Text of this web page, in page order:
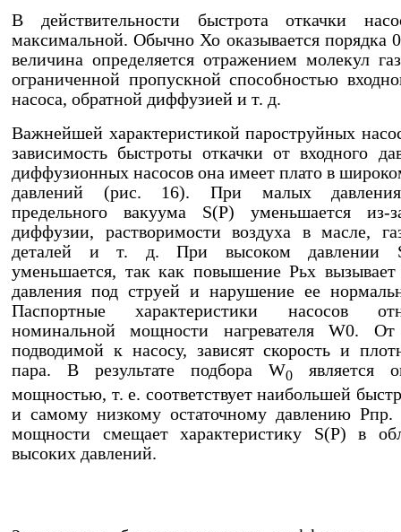
В действительности быстрота откачки
максимальной. Обычно Хо оказывается порядка
величина определяется отражением молекул
ограниченной пропускной способностью
насоса, обратной диффузией и т. д.
Важнейшей характеристикой пароструйных
зависимость быстроты откачки от входного
диффузионных насосов она имеет плато в
давлений (рис. 16). При малых
предельного вакуума S(P) уменьшается из-
диффузии, растворимости воздуха в масле,
деталей и т. д. При высоком давлении
уменьшается, так как повышение Рьх вызывает
давления под струей и нарушение ее
Паспортные характеристики насосов
номинальной мощности нагревателя W0.
подводимой к насосу, зависят скорость и
пара. В результате подбора W0 является
мощностью, т. е. соответствует наибольшей
и самому низкому остаточному давлению Рпр.
мощности смещает характеристику S(P) в
высоких давлений.